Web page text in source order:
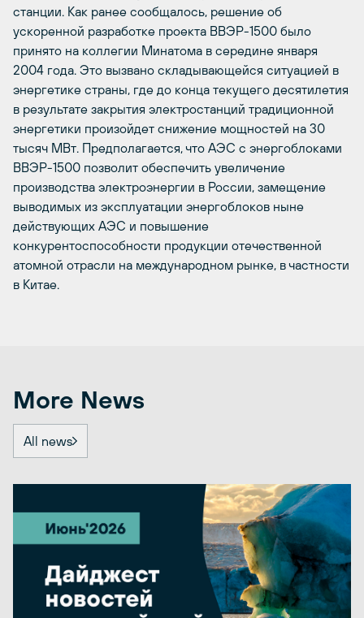
станции. Как ранее сообщалось, решение об
ускоренной разработке проекта ВВЭР-1500 было
принято на коллегии Минатома в середине января
2004 года. Это вызвано складывающейся ситуацией в
энергетике страны, где до конца текущего десятилетия
в результате закрытия электростанций традиционной
энергетики произойдет снижение мощностей на 30
тысяч МВт. Предполагается, что АЭС с энергоблоками
ВВЭР-1500 позволит обеспечить увеличение
производства электроэнергии в России, замещение
выводимых из эксплуатации энергоблоков ныне
действующих АЭС и повышение
конкурентоспособности продукции отечественной
атомной отрасли на международном рынке, в частности
в Китае.
More News
All news